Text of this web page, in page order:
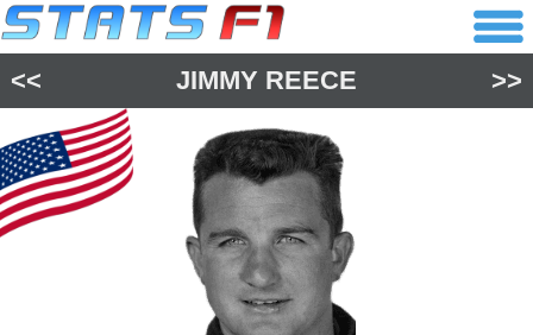
<< JIMMY REECE >>